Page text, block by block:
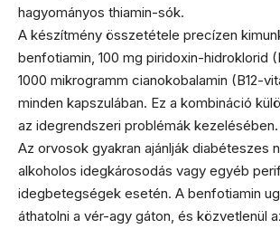
hagyományos thiamin-sók.
A készítmény összetétele precízen
benfotiamin, 100 mg piridoxin-hidroklorid
1000 mikrogramm cianokobalamin (B12-
minden kapszulában. Ez a kombináció
az idegrendszeri problémák kezelésében.
Az orvosok gyakran ajánlják diabéteszes
alkoholos idegkárosodás vagy egyéb
idegbetegségek esetén. A benfotiamin
áthatolni a vér-agy gáton, és közvetlenül